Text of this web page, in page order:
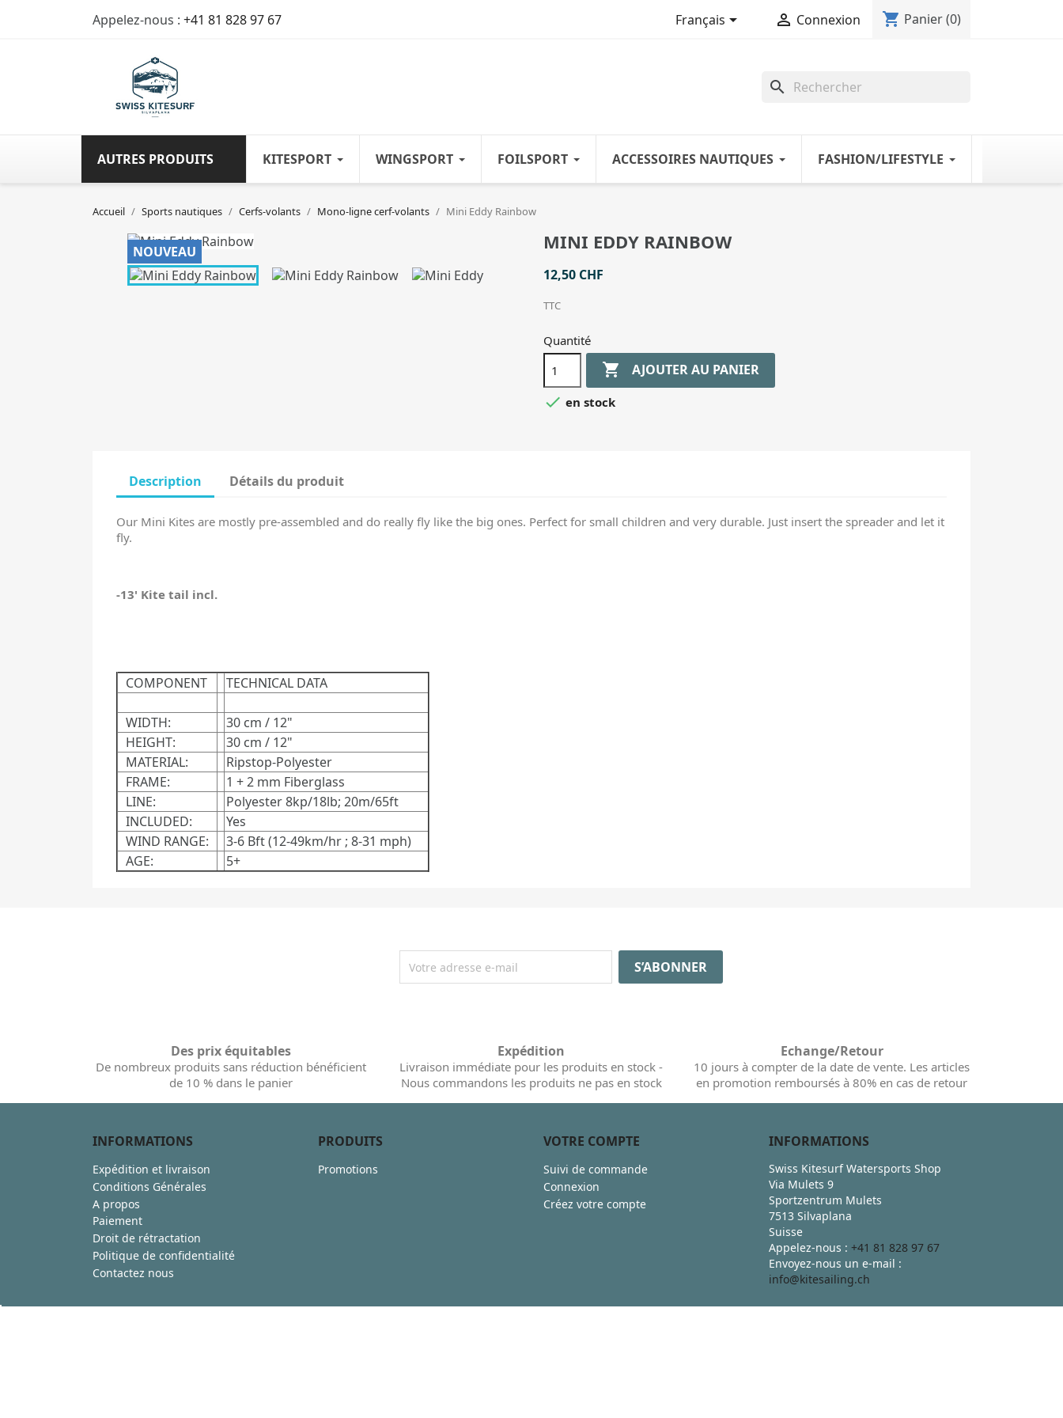
Appelez-nous : +41 81 828 97 67 Français  Connexion shopping_cart Panier(0)
search
AUTRES PRODUITS KITESPORT WINGSPORT FOILSPORT ACCESSOIRES NAUTIQUES FASHION/LIFESTYLE
Accueil Sports nautiques Cerfs-volants Mono-ligne cerf-volants Mini Eddy Rainbow
NOUVEAU MINI EDDY RAINBOW
12,50 CHF
TTC
Quantité
 AJOUTER AU PANIER
 en stock
Description Détails du produit
Our Mini Kites are mostly pre-assembled and do really fly like the big ones. Perfect for small children and very durable. Just insert the spreader and let it
fly.
-13' Kite tail incl.
COMPONENT TECHNICAL DATA
WIDTH:
30 cm / 12"
HEIGHT:
30 cm / 12"
MATERIAL:
Ripstop-Polyester
FRAME:
1 + 2 mm Fiberglass
LINE:
Polyester 8kp/18lb; 20m/65ft
INCLUDED:
Yes
WIND RANGE:
3-6 Bft (12-49km/hr ; 8-31 mph)
AGE:
5+
Des prix équitables
De nombreux produits sans réduction bénéficient
de 10 % dans le panier
Expédition
Livraison immédiate pour les produits en stock -
Nous commandons les produits ne pas en stock
Echange/Retour
10 jours à compter de la date de vente. Les articles
en promotion remboursés à 80% en cas de retour
INFORMATIONS
Expédition et livraison
Conditions Générales
A propos
Paiement
Droit de rétractation
Politique de confidentialité
Contactez nous
PRODUITS
Promotions
VOTRE COMPTE
Suivi de commande
Connexion
Créez votre compte
INFORMATIONS
Swiss Kitesurf Watersports Shop
Via Mulets 9
Sportzentrum Mulets
7513 Silvaplana
Suisse
Appelez-nous : +41 81 828 97 67
Envoyez-nous un e-mail :
info@kitesailing.ch